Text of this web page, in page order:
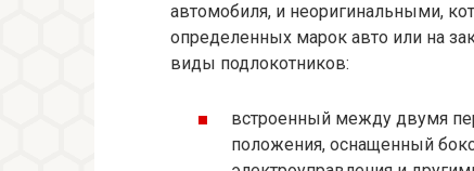
автомобиля, и неоригинальными,
определенных марок авто или на
виды подлокотников:
встроенный между двумя
положения, оснащенный